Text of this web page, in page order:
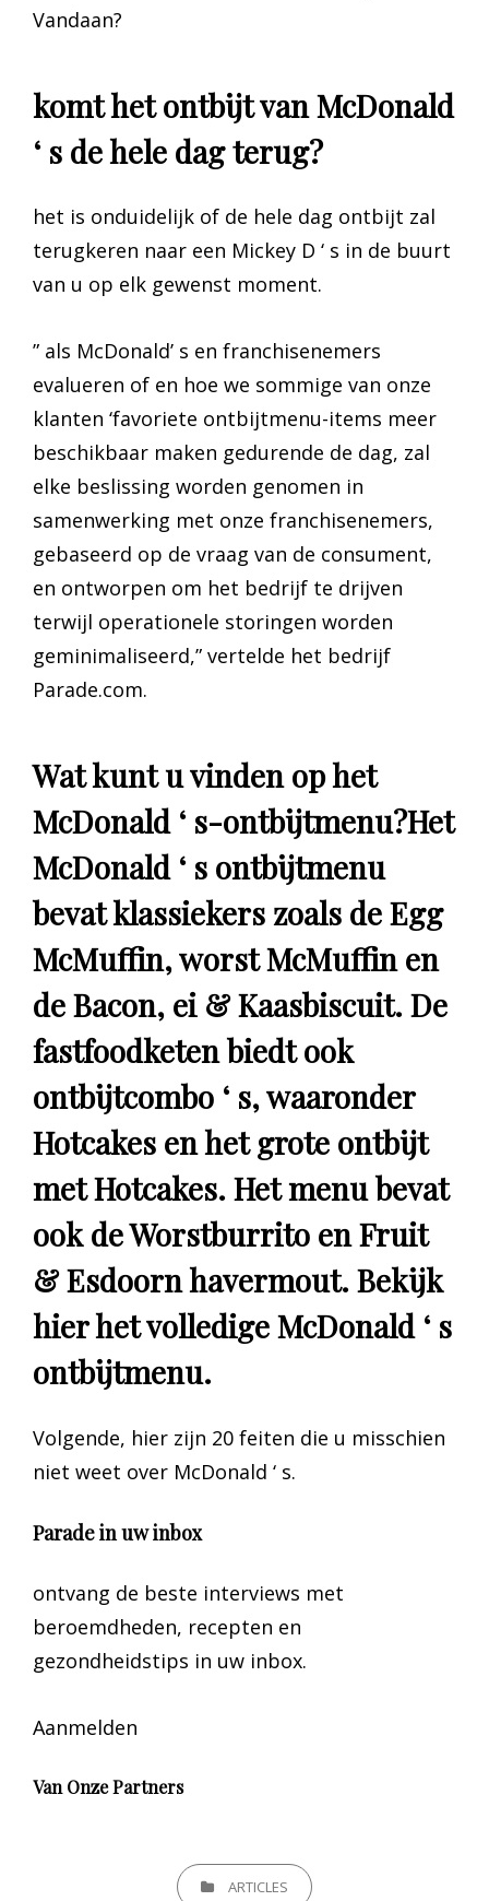
Vandaan?
komt het ontbijt van McDonald
‘ s de hele dag terug?
het is onduidelijk of de hele dag ontbijt zal
terugkeren naar een Mickey D ‘ s in de buurt
van u op elk gewenst moment.
” als McDonald’ s en franchisenemers
evalueren of en hoe we sommige van onze
klanten ‘favoriete ontbijtmenu-items meer
beschikbaar maken gedurende de dag, zal
elke beslissing worden genomen in
samenwerking met onze franchisenemers,
gebaseerd op de vraag van de consument,
en ontworpen om het bedrijf te drijven
terwijl operationele storingen worden
geminimaliseerd,” vertelde het bedrijf
Parade.com.
Wat kunt u vinden op het
McDonald ‘ s-ontbijtmenu?Het
McDonald ‘ s ontbijtmenu
bevat klassiekers zoals de Egg
McMuffin, worst McMuffin en
de Bacon, ei & Kaasbiscuit. De
fastfoodketen biedt ook
ontbijtcombo ‘ s, waaronder
Hotcakes en het grote ontbijt
met Hotcakes. Het menu bevat
ook de Worstburrito en Fruit
& Esdoorn havermout. Bekijk
hier het volledige McDonald ‘ s
ontbijtmenu.
Volgende, hier zijn 20 feiten die u misschien
niet weet over McDonald ‘ s.
Parade in uw inbox
ontvang de beste interviews met
beroemdheden, recepten en
gezondheidstips in uw inbox.
Aanmelden
Van Onze Partners
CATEGORIEËNARTICLES